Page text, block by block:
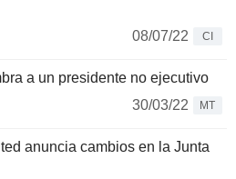
08/07/22
CI
a un presidente no ejecutivo
30/03/22
MT
anuncia cambios en la Junta